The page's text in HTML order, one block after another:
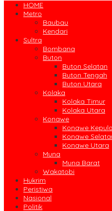
HOME
Metro
Baubau
Kendari
Sultra
Bombana
Buton
Buton Selatan
Buton Tengah
Buton Utara
Kolaka
Kolaka Timur
Kolaka Utara
Konawe
Konawe
Konawe
Konawe Utara
Muna
Muna Barat
Wakatobi
Hukrim
Peristiwa
Nasional
Politik